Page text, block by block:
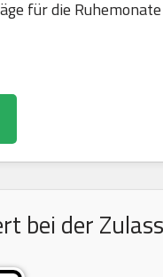
für die
bei der